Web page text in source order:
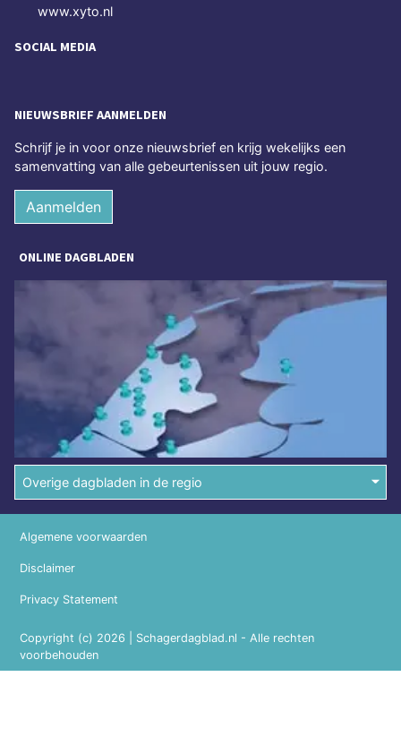
www.xyto.nl
SOCIAL MEDIA
NIEUWSBRIEF AANMELDEN
Schrijf je in voor onze nieuwsbrief en krijg wekelijks een
samenvatting van alle gebeurtenissen uit jouw regio.
Aanmelden
ONLINE DAGBLADEN
Overige dagbladen in de regio
Copyright (c) 2026 | Schagerdagblad.nl - Alle rechten
voorbehouden
Algemene voorwaarden
Disclaimer
Privacy Statement